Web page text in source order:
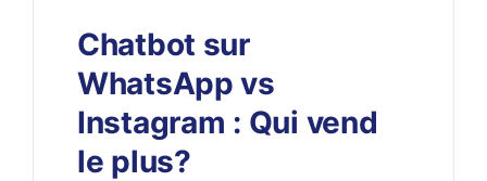
Chatbot sur
WhatsApp vs
Instagram : Qui vend
le plus?